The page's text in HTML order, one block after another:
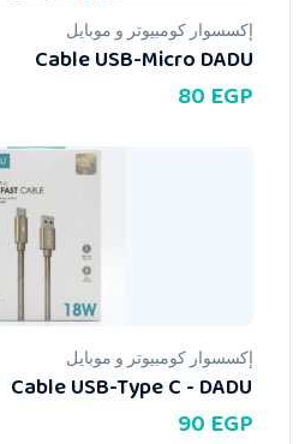
إكسسوار كومبيوتر و موبايل
Cable USB-Micro DADU
80EGP
إكسسوار كومبيوتر و موبايل
Cable USB-Type C - DADU
90EGP